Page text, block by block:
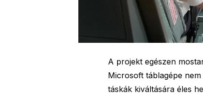
A projekt egészen
Microsoft táblagépe
táskák kiváltására éles